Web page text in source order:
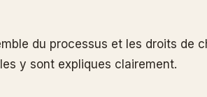
du processus et les droits de
y sont expliques clairement.